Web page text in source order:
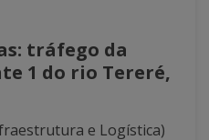
tráfego da
1 do rio Tereré,
e Logística)